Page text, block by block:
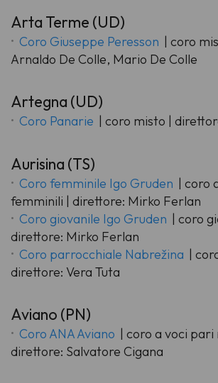
Arta Terme (UD)
Coro Giuseppe Peresson | coro
Arnaldo De Colle, Mario De Colle
Artegna (UD)
Coro Panarie | coro misto |
Aurisina (TS)
Coro femminile Igo Gruden | coro
femminili | direttore: Mirko Ferlan
Coro giovanile Igo Gruden | coro
direttore: Mirko Ferlan
Coro parrocchiale Nabrežina |
direttore: Vera Tuta
Aviano (PN)
Coro ANA Aviano | coro a voci pari
direttore: Salvatore Cigana